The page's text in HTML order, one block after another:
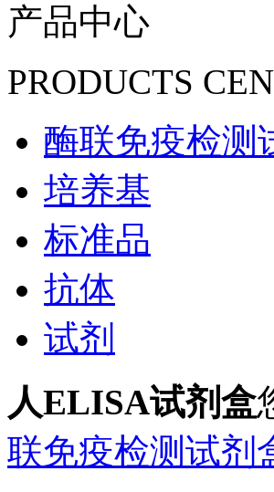
产品中心
PRODUCTS
酶联免疫检测
培养基
标准品
抗体
试剂
人ELISA试剂盒
联免疫检测试剂